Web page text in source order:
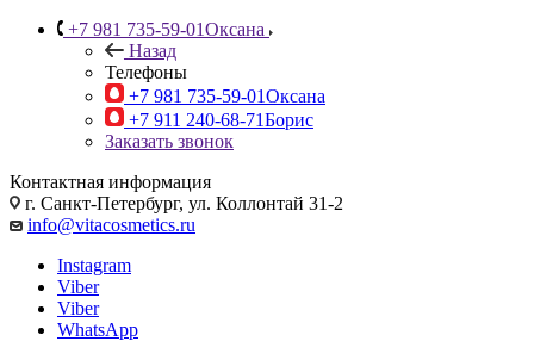
+7 981 735-59-01Оксана
Назад
Телефоны
+7 981 735-59-01Оксана
+7 911 240-68-71Борис
Заказать звонок
Контактная информация
г. Санкт-Петербург, ул. Коллонтай 31-2
info@vitacosmetics.ru
Instagram
Viber
Viber
WhatsApp